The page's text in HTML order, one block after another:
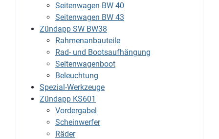
Seitenwagen BW 40
Seitenwagen BW 43
Zündapp SW BW38
Rahmenanbauteile
Rad- und Bootsaufhängung
Seitenwagenboot
Beleuchtung
Spezial-Werkzeuge
Zündapp KS601
Vordergabel
Scheinwerfer
Räder